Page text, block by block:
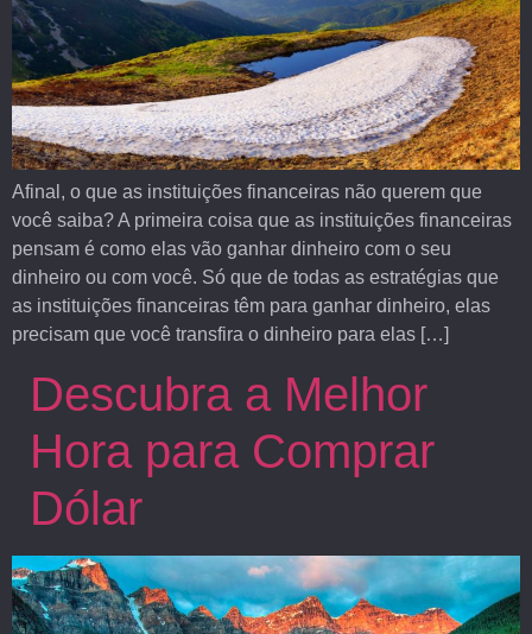
Afinal, o que as instituições financeiras não querem que
você saiba? A primeira coisa que as instituições financeiras
pensam é como elas vão ganhar dinheiro com o seu
dinheiro ou com você. Só que de todas as estratégias que
as instituições financeiras têm para ganhar dinheiro, elas
precisam que você transfira o dinheiro para elas […]
Descubra a Melhor
Hora para Comprar
Dólar